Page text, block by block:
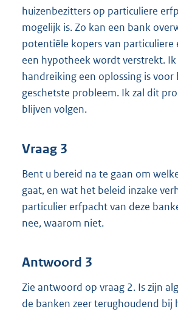
huizenbezitters op particuliere
mogelijk is. Zo kan een bank
potentiële kopers van particuliere
een hypotheek wordt verstrekt.
handreiking een oplossing is
geschetste probleem. Ik zal dit
blijven volgen.
Vraag 3
Bent u bereid na te gaan om
gaat, en wat het beleid inzake
particulier erfpacht van deze
nee, waarom niet.
Antwoord 3
Zie antwoord op vraag 2. Is zijn
de banken zeer terughoudend bij